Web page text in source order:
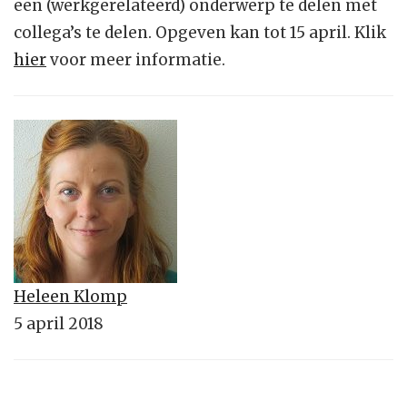
een (werkgerelateerd) onderwerp te delen met
collega’s te delen. Opgeven kan tot 15 april. Klik
hiervoor meer informatie.
Heleen Klomp
5 april 2018